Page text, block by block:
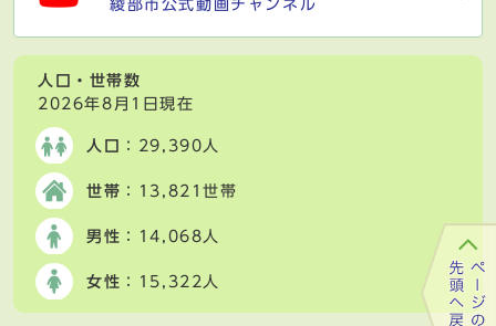
綾部市公式動画チャンネル
人口・世帯数
2026年8月1日現在
人口 ：29,390人
世帯 ：13,821世帯
男性 ：14,068人
女性 ：15,322人